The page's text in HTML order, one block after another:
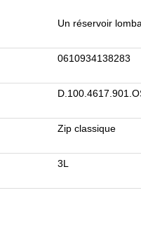
Un réservoir
0610934138283
Zip classique
3L